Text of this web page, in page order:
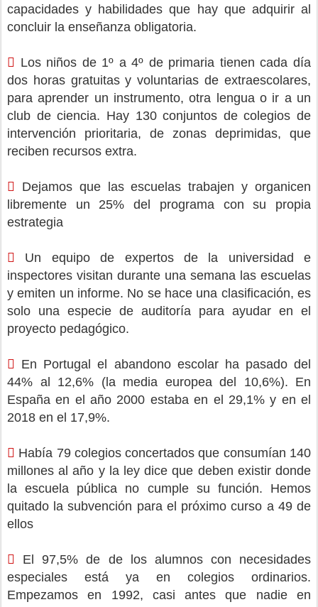
capacidades y habilidades que hay que adquirir al
concluir la enseñanza obligatoria.
 Los niños de 1º a 4º de primaria tienen cada día
dos horas gratuitas y voluntarias de extraescolares,
para aprender un instrumento, otra lengua o ir a un
club de ciencia. Hay 130 conjuntos de colegios de
intervención prioritaria, de zonas deprimidas, que
reciben recursos extra.
 Dejamos que las escuelas trabajen y organicen
libremente un 25% del programa con su propia
estrategia
 Un equipo de expertos de la universidad e
inspectores visitan durante una semana las escuelas
y emiten un informe. No se hace una clasificación, es
solo una especie de auditoría para ayudar en el
proyecto pedagógico.
 En Portugal el abandono escolar ha pasado del
44% al 12,6% (la media europea del 10,6%). En
España en el año 2000 estaba en el 29,1% y en el
2018 en el 17,9%.
 Había 79 colegios concertados que consumían 140
millones al año y la ley dice que deben existir donde
la escuela pública no cumple su función. Hemos
quitado la subvención para el próximo curso a 49 de
ellos
 El 97,5% de de los alumnos con necesidades
especiales está ya en colegios ordinarios.
Empezamos en 1992, casi antes que nadie en